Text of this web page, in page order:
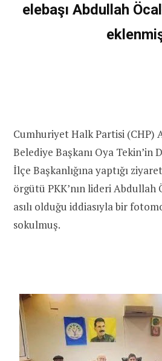
elebaşı Abdullah
Cumhuriyet Halk Partisi (CHP)
Belediye Başkanı Oya Tekin’in
İlçe Başkanlığına yaptığı
örgütü PKK’nın lideri Abdullah
asılı olduğu iddiasıyla bir
sokulmuş.